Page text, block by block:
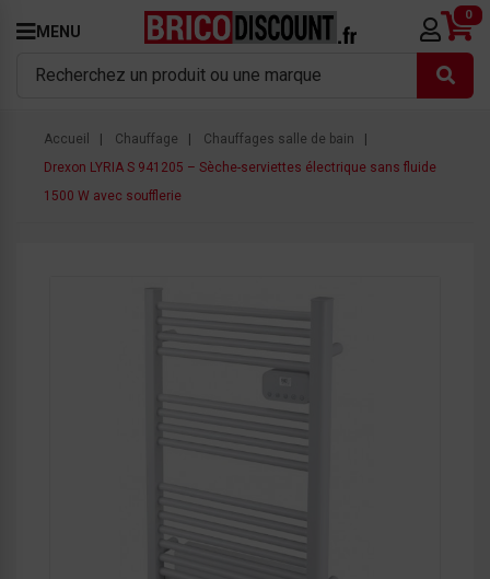
MENU
0
Accueil Chauffage
Chauffages salle de bain
Drexon LYRIA S 941205 – Sèche-serviettes électrique sans fluide
1500 W avec soufflerie